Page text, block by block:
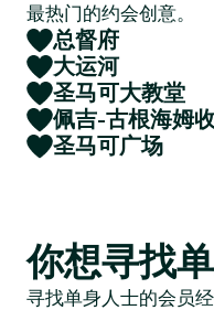
最热门的约会创意。
总督府
大运河
圣马可大教堂
佩吉-古根海姆
圣马可广场
你想寻找
寻找单身人士的会员